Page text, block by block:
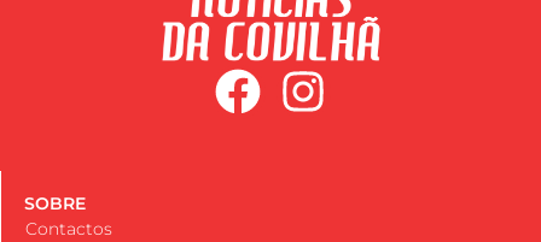
SOBRE
Contactos